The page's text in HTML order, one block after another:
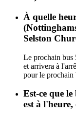
À quelle
Selston
Le prochain bus
et arrivera à
pour le prochain
Est-ce que
est à